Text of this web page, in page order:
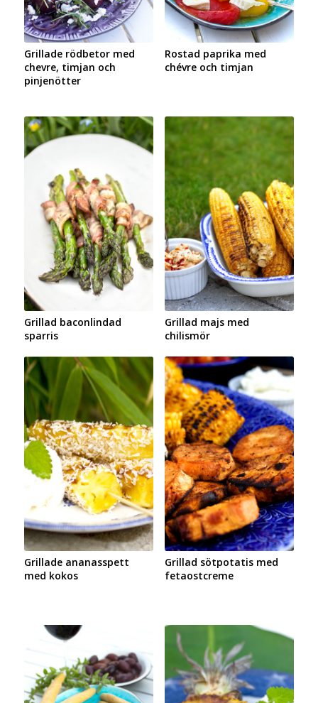
Grillade rödbetor med
chevre, timjan och
pinjenötter
Rostad paprika med
chévre och timjan
Grillad baconlindad
sparris
Grillad majs med
chilismör
Grillade ananasspett
med kokos
Grillad sötpotatis med
fetaostcreme